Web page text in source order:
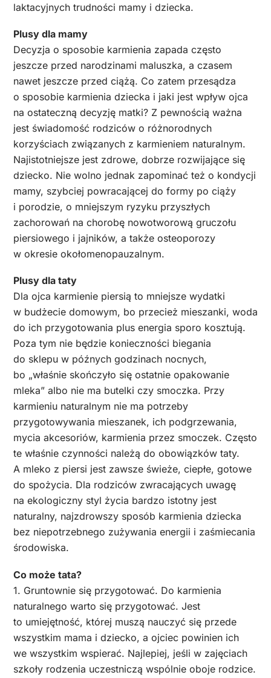
laktacyjnych trudności mamy i dziecka.
Plusy dla mamy
Decyzja o sposobie karmienia zapada często
jeszcze przed narodzinami maluszka, a czasem
nawet jeszcze przed ciążą. Co zatem przesądza
o sposobie karmienia dziecka i jaki jest wpływ ojca
na ostateczną decyzję matki? Z pewnością ważna
jest świadomość rodziców o różnorodnych
korzyściach związanych z karmieniem naturalnym.
Najistotniejsze jest zdrowe, dobrze rozwijające się
dziecko. Nie wolno jednak zapominać też o kondycji
mamy, szybciej powracającej do formy po ciąży
i porodzie, o mniejszym ryzyku przyszłych
zachorowań na chorobę nowotworową gruczołu
piersiowego i jajników, a także osteoporozy
w okresie okołomenopauzalnym.
Plusy dla taty
Dla ojca karmienie piersią to mniejsze wydatki
w budżecie domowym, bo przecież mieszanki, woda
do ich przygotowania plus energia sporo kosztują.
Poza tym nie będzie konieczności biegania
do sklepu w późnych godzinach nocnych,
bo „właśnie skończyło się ostatnie opakowanie
mleka” albo nie ma butelki czy smoczka. Przy
karmieniu naturalnym nie ma potrzeby
przygotowywania mieszanek, ich podgrzewania,
mycia akcesoriów, karmienia przez smoczek. Często
te właśnie czynności należą do obowiązków taty.
A mleko z piersi jest zawsze świeże, ciepłe, gotowe
do spożycia. Dla rodziców zwracających uwagę
na ekologiczny styl życia bardzo istotny jest
naturalny, najzdrowszy sposób karmienia dziecka
bez niepotrzebnego zużywania energii i zaśmiecania
środowiska.
Co może tata?
1. Gruntownie się przygotować. Do karmienia
naturalnego warto się przygotować. Jest
to umiejętność, której muszą nauczyć się przede
wszystkim mama i dziecko, a ojciec powinien ich
we wszystkim wspierać. Najlepiej, jeśli w zajęciach
szkoły rodzenia uczestniczą wspólnie oboje rodzice.